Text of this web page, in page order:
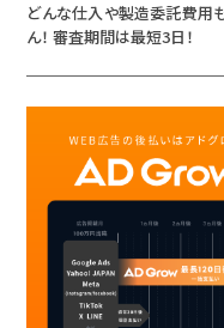
どんな仕入や製造委託費用
ん！ 審査期間は最短3日！